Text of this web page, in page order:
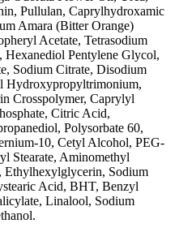
Pullulan, Caprylhydroxamic
Amara (Bitter Orange)
Acetate, Tetrasodium
Hexanediol Pentylene Glycol,
Sodium Citrate, Disodium
Hydroxypropyltrimonium,
Crosspolymer, Caprylyl
Citric Acid,
Polysorbate 60,
10, Cetyl Alcohol, PEG-
Stearate, Aminomethyl
Ethylhexylglycerin, Sodium
Acid, BHT, Benzyl
Linalool, Sodium